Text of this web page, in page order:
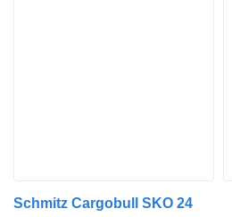
Schmitz Cargobull SKO 24